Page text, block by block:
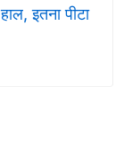
इतना पीटा